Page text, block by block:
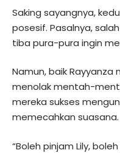
Saking sayangnya,
posesif. Pasalnya,
tiba pura-pura ingin
Namun, baik
menolak mentah-
mereka sukses
memecahkan suasana.
“Boleh pinjam Lily,